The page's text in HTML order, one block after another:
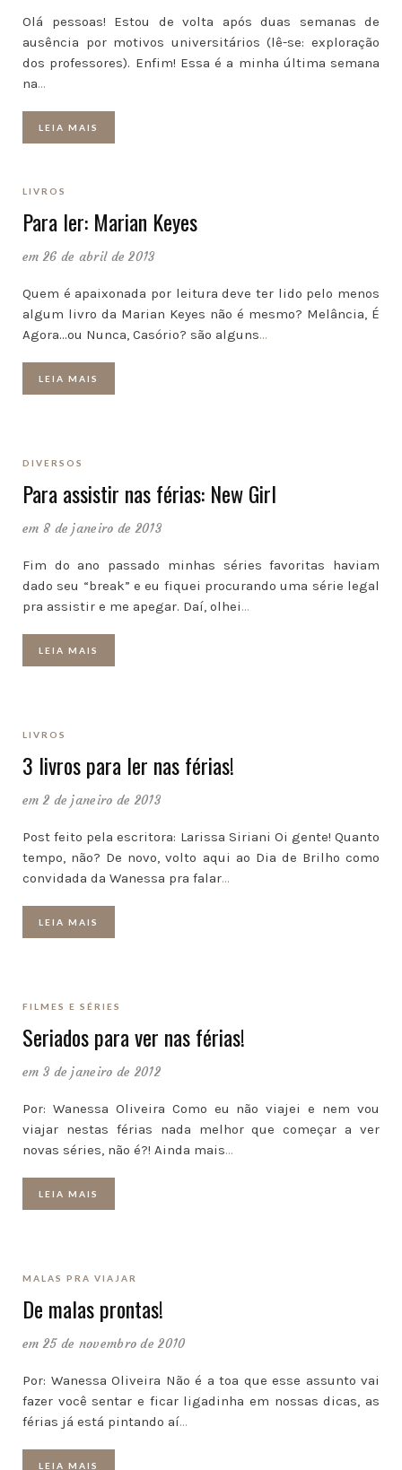
Olá pessoas! Estou de volta após duas semanas de
ausência por motivos universitários (lê-se: exploração
dos professores). Enfim! Essa é a minha última semana
na…
LEIA MAIS
LIVROS
Para ler: Marian Keyes
em 26 de abril de 2013
Quem é apaixonada por leitura deve ter lido pelo menos
algum livro da Marian Keyes não é mesmo? Melância, É
Agora…ou Nunca, Casório? são alguns…
LEIA MAIS
DIVERSOS
Para assistir nas férias: New Girl
em 8 de janeiro de 2013
Fim do ano passado minhas séries favoritas haviam
dado seu “break” e eu fiquei procurando uma série legal
pra assistir e me apegar. Daí, olhei…
LEIA MAIS
LIVROS
3 livros para ler nas férias!
em 2 de janeiro de 2013
Post feito pela escritora: Larissa Siriani Oi gente! Quanto
tempo, não? De novo, volto aqui ao Dia de Brilho como
convidada da Wanessa pra falar…
LEIA MAIS
FILMES E SÉRIES
Seriados para ver nas férias!
em 3 de janeiro de 2012
Por: Wanessa Oliveira Como eu não viajei e nem vou
viajar nestas férias nada melhor que começar a ver
novas séries, não é?! Ainda mais…
LEIA MAIS
MALAS PRA VIAJAR
De malas prontas!
em 25 de novembro de 2010
Por: Wanessa Oliveira Não é a toa que esse assunto vai
fazer você sentar e ficar ligadinha em nossas dicas, as
férias já está pintando aí…
LEIA MAIS